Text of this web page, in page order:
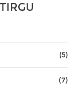
(5)
(7)